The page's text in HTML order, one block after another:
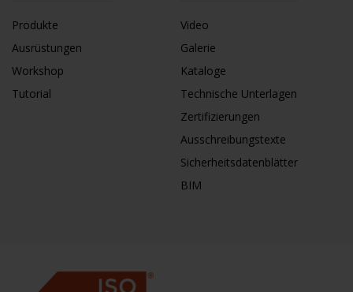
Produkte
Ausrüstungen
Workshop
Tutorial
Video
Galerie
Kataloge
Technische Unterlagen
Zertifizierungen
Ausschreibungstexte
Sicherheitsdatenblätter
BIM